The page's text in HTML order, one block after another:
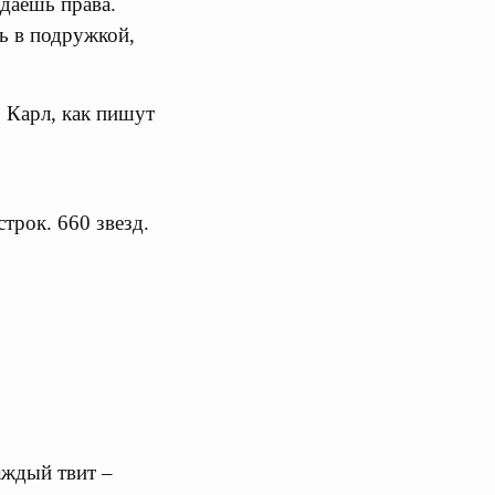
в подружкой,
Карл, как пишут
660 звезд.
твит –